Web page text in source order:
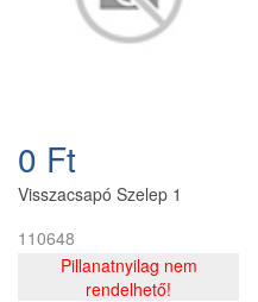
0 Ft
Visszacsapó Szelep 1
110648
Pillanatnyilag nem
rendelhető!